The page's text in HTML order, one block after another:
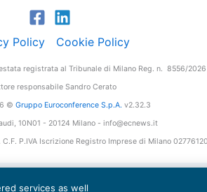
Policy Cookie Policy
registrata al Tribunale di Milano Reg. n. 8556/2026
responsabile Sandro Cerato
© Gruppo Euroconference S.p.A. v2.32.3
10N01 - 20124 Milano - info@ecnews.it
P.IVA Iscrizione Registro Imprese di Milano
services as well